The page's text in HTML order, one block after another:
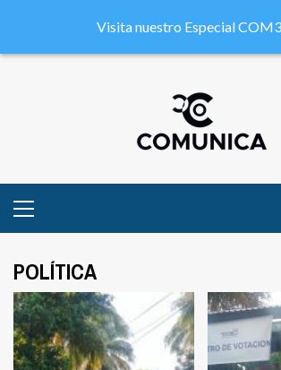
POLÍTICA
Visita nuestro Especial